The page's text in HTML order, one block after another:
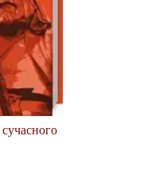
сучасного